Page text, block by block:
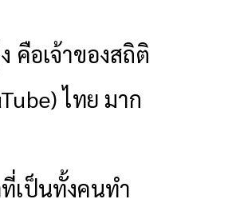
อเจ้าของสถิติ
ไทย มาก
ที่เป็นทั้งคนทำ